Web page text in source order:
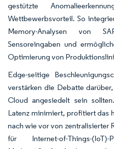
gestützte
Wettbewerbsvorteil. So
Memory-Analysen von
Sensoreingaben und
Optimierung von
Edge-seitige
verstärken die Debatte
Cloud angesiedelt sein
Latenz minimiert, profitiert das
nach wie vor von zentralisierter
für Internet-of-Things-(IoT)-